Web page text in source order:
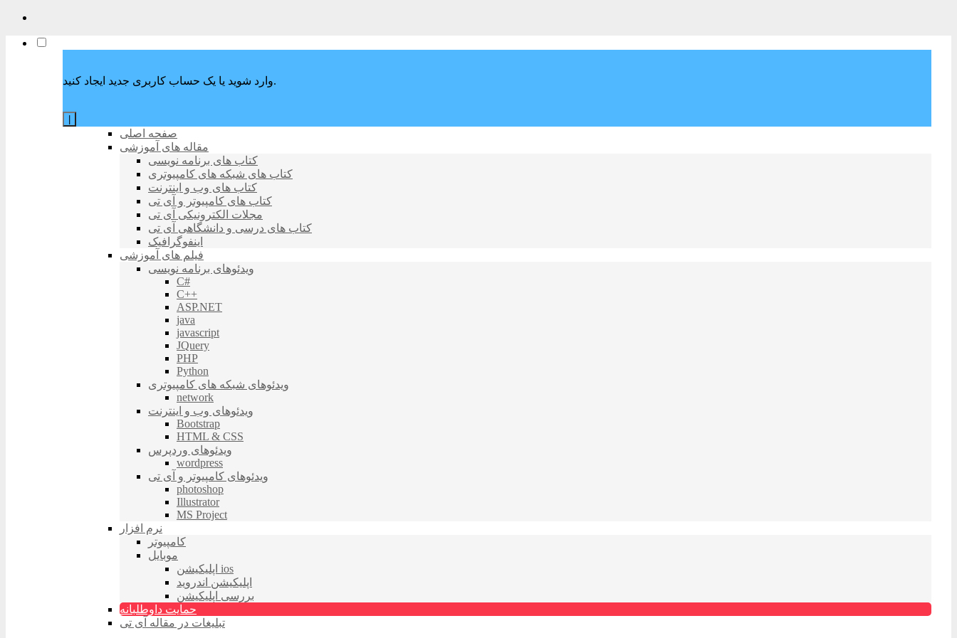
وارد شوید یا یک حساب کاربری جدید ایجاد کنید.
صفحه اصلی
مقاله های آموزشی
کتاب های برنامه نویسی
کتاب های شبکه های کامپیوتری
کتاب های وب و اینترنت
کتاب های کامپیوتر و آی تی
مجلات الکترونیکی آی تی
کتاب های درسی و دانشگاهی آی تی
اینفوگرافیک
فیلم های آموزشی
ویدئوهای برنامه نویسی
C#
C++
ASP.NET
java
javascript
JQuery
PHP
Python
ویدئوهای شبکه های کامپیوتری
network
ویدئوهای وب و اینترنت
Bootstrap
HTML & CSS
ویدئوهای وردپرس
wordpress
ویدئوهای کامپیوتر و آی تی
photoshop
Illustrator
MS Project
نرم افزار
کامپیوتر
موبایل
اپلیکیشن ios
اپلیکیشن اندروید
بررسی اپلیکیشن
حمایت داوطلبانه
تبلیغات در مقاله آی تی